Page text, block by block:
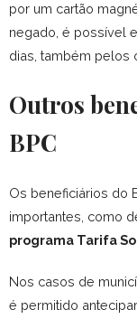
por um cartão
negado, é possível
dias, também pelos
Outros
BPC
Os beneficiários do
importantes, como
programa Tarifa
Nos casos de
é permitido